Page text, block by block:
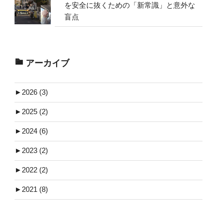
を安全に抜くための「新常識」と意外な
盲点
アーカイブ
► 2026 (3)
► 2025 (2)
► 2024 (6)
► 2023 (2)
► 2022 (2)
► 2021 (8)